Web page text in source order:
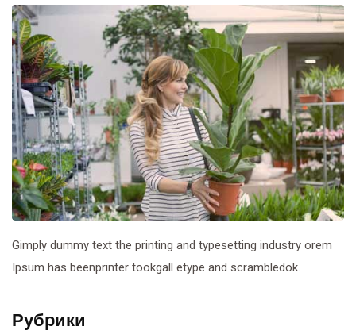
Gimply dummy text the printing and typesetting industry orem
Ipsum has beenprinter tookgall etype and scrambledok.
Рубрики